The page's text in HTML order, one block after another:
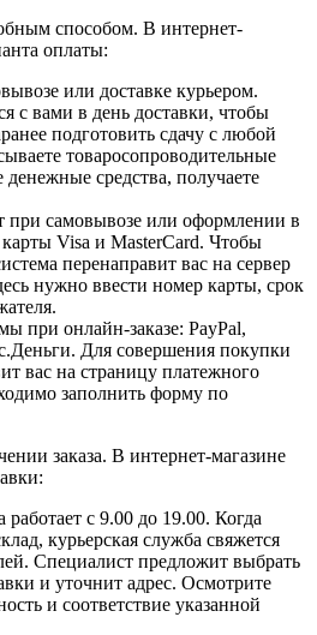
способом. В интернет-
оплаты:
или доставке курьером.
с вами в день доставки, чтобы
подготовить сдачу с любой
товаросопроводительные
средства, получаете
при самовывозе или оформлении в
Visa и MasterCard. Чтобы
перенаправит вас на сервер
нужно ввести номер карты, срок
при онлайн-заказе: PayPal,
Для совершения покупки
вас на страницу платежного
заполнить форму по
заказа. В интернет-магазине
работает с 9.00 до 19.00. Когда
курьерская служба свяжется
Специалист предложит выбрать
и уточнит адрес. Осмотрите
и соответствие указанной